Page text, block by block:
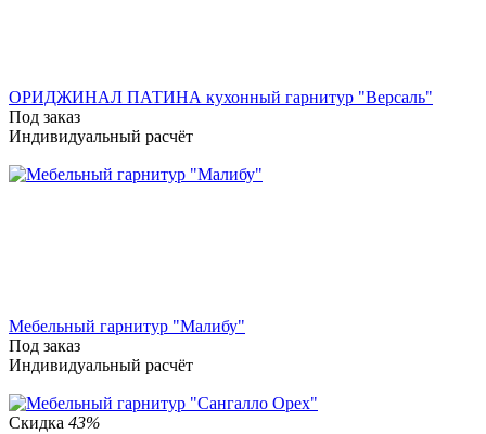
ОРИДЖИНАЛ ПАТИНА кухонный гарнитур "Версаль"
Под заказ
Индивидуальный расчёт
Мебельный гарнитур "Малибу"
Под заказ
Индивидуальный расчёт
Скидка 43%